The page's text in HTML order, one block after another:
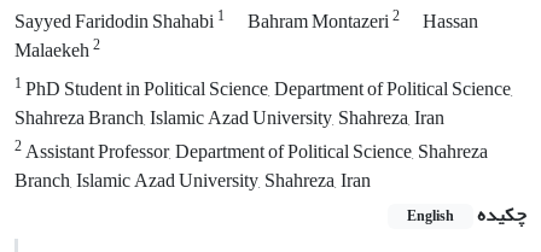
Sayyed Faridodin Shahabi1 Bahram Montazeri2
Hassan
Malaekeh2
1PhD Student in Political Science, Department of Political Science,
Shahreza Branch, Islamic Azad University, Shahreza, Iran
2Assistant Professor, Department of Political Science, Shahreza
Branch, Islamic Azad University, Shahreza, Iran
چکیده
English